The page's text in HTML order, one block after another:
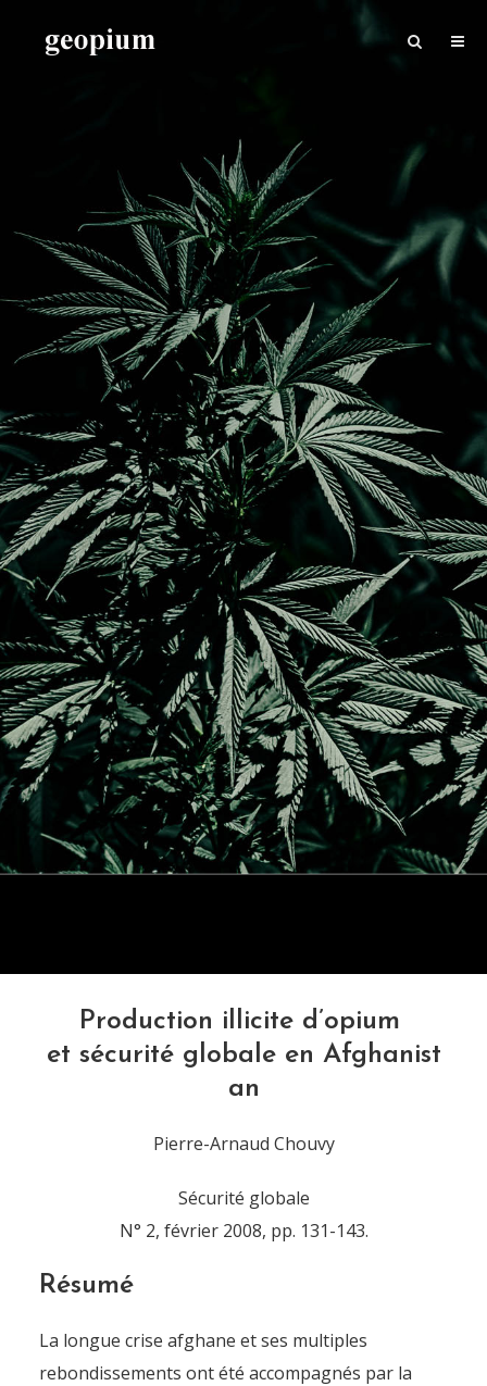
Production illicite d’opium
et sécurité globale en Afghanist
an
Pierre-Arnaud Chouvy
Sécurité globale
N° 2, février 2008, pp. 131-143.
Résumé
La longue crise afghane et ses multiples
rebondissements ont été accompagnés par la